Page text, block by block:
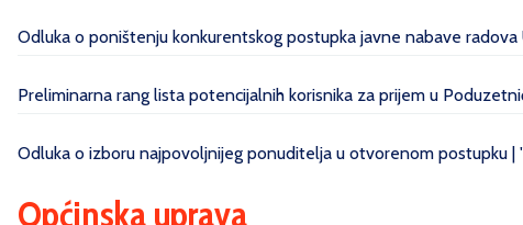
Odluka o poništenju konkurentskog postupka javne nabave
Preliminarna rang lista potencijalnih korisnika za prijem u
Odluka o izboru najpovoljnijeg ponuditelja u otvorenom postupku
Općinska uprava